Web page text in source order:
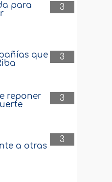
3
para
3
que
3
reponer
3
a otras